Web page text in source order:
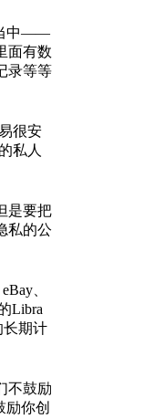
中——
面有数
录等等
很安
私人
是要把
私的公
、
Libra
长期计
不鼓励
励你创